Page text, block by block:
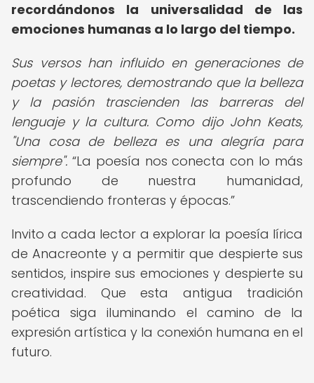
recordándonos la universalidad de las
emociones humanas a lo largo del tiempo.
Sus versos han influido en generaciones de
poetas y lectores, demostrando que la belleza
y la pasión trascienden las barreras del
lenguaje y la cultura. Como dijo John Keats,
"Una cosa de belleza es una alegría para
siempre". La poesía nos conecta con lo más
profundo de nuestra humanidad,
trascendiendo fronteras y épocas.
Invito a cada lector a explorar la poesía lírica
de Anacreonte y a permitir que despierte sus
sentidos, inspire sus emociones y despierte su
creatividad. Que esta antigua tradición
poética siga iluminando el camino de la
expresión artística y la conexión humana en el
futuro.